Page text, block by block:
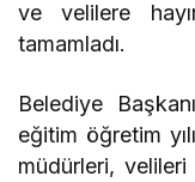
ve velilere
tamamladı.
Belediye
eğitim öğretim
müdürleri, velileri